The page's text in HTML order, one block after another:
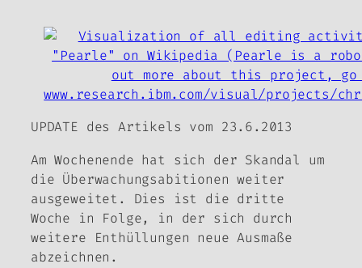
UPDATE des Artikels vom 23.6.2013
Am Wochenende hat sich der Skandal um
die Überwachungsabitionen weiter
ausgeweitet. Dies ist die dritte
Woche in Folge, in der sich durch
weitere Enthüllungen neue Ausmaße
abzeichnen.